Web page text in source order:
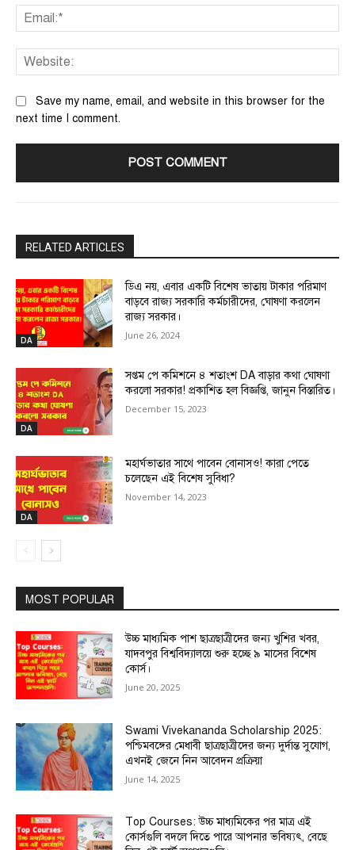
Save my name, email, and website in this browser for the
next time I comment.
RELATED ARTICLES
DA
ডিএ নয়, এবার একটি বিশেষ ভাতায় টাকার পরিমাণ
বাড়বে রাজ্য সরকারি কর্মচারীদের, ঘোষণা করলেন
রাজ্য সরকার।
June 26, 2024
DA
সপ্তম পে কমিশনে ৪ শতাংশ DA বাড়ার কথা ঘোষণা
করলো সরকার! প্রকাশিত হল বিজ্ঞপ্তি, জানুন বিস্তারিত।
December 15, 2023
DA
মহার্ঘভাতার সাথে পাবেন বোনাসও! কারা পেতে
চলেছেন এই বিশেষ সুবিধা?
November 14, 2023
MOST POPULAR
উচ্চ মাধ্যমিক পাশ ছাত্রছাত্রীদের জন্য খুশির খবর,
যাদবপুর বিশ্ববিদ্যালয়ে শুরু হচ্ছে ৯ মাসের বিশেষ
কোর্স।
June 20, 2025
Swami Vivekananda Scholarship 2025:
পশ্চিমবঙ্গের মেধাবী ছাত্রছাত্রীদের জন্য দুর্দান্ত সুযোগ,
এখনই জেনে নিন আবেদন প্রক্রিয়া
June 14, 2025
Top Courses: উচ্চ মাধ্যমিকের পর মাত্র এই
কোর্সগুলি বদলে দিতে পারে আপনার ভবিষ্যৎ, বেছে